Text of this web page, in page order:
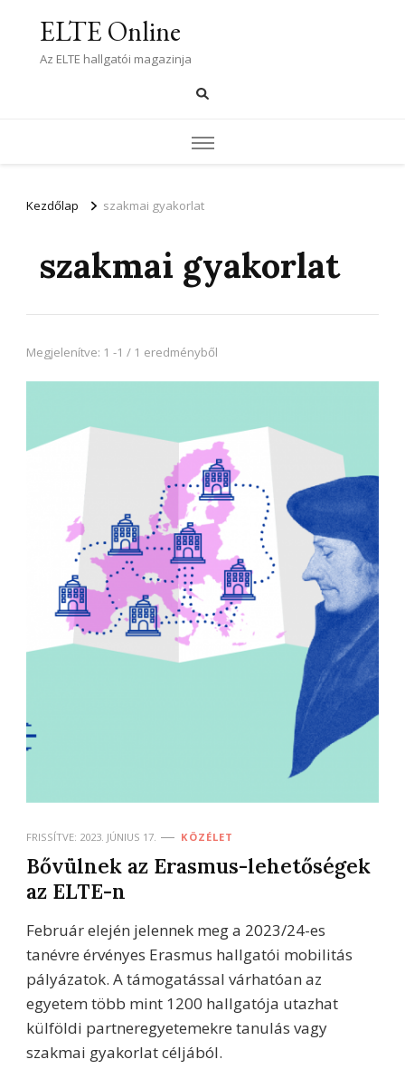
ELTE Online
Az ELTE hallgatói magazinja
Kezdőlap szakmai gyakorlat
szakmai gyakorlat
Megjelenítve: 1 -1 / 1 eredményből
FRISSÍTVE: 2023. JÚNIUS 17. KÖZÉLET
Bővülnek az Erasmus-lehetőségek
az ELTE-n
Február elején jelennek meg a 2023/24-es
tanévre érvényes Erasmus hallgatói mobilitás
pályázatok. A támogatással várhatóan az
egyetem több mint 1200 hallgatója utazhat
külföldi partneregyetemekre tanulás vagy
szakmai gyakorlat céljából.